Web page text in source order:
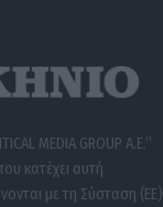
MEDIA GROUP A.E.”
κατέχει αυτή
με τη Σύσταση (ΕΕ)